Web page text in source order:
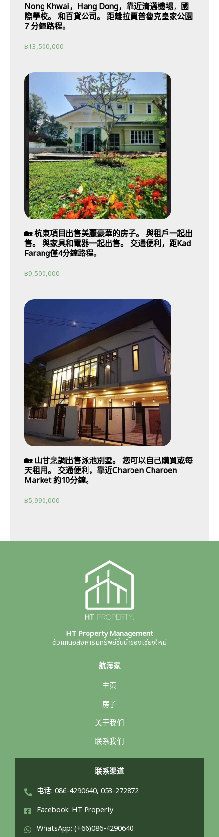
Nong Khwai，Hang Dong，靠近清邁機場，國
際學校。 和百貨公司。 距離拉賈普魯克皇家公園
7 分鐘路程。
฿13,500,000
🏡 杭東項目出售美麗豪華的房子。 與租戶一起出
售。 與家具和電器一起出售。 交通便利，距Kad
Farang僅4分鐘路程。
฿9,500,000
🏡 山甘烹調出售泳池別墅。 您可以自己購買或每
天租用。 交通便利，靠近Charoen Charoen
Market 約10分鐘。
฿5,990,000
HT Property Management
ตัวแทนอสังหาริมทรัพย์ชั้นนำของเชียงใหม่
航海家
主页
房子
关于我们
联系我们
联系渠道
电话: 086-4290640, 053-272872
Facebook: HT Property
WhatsApp: (+66)086-4290640